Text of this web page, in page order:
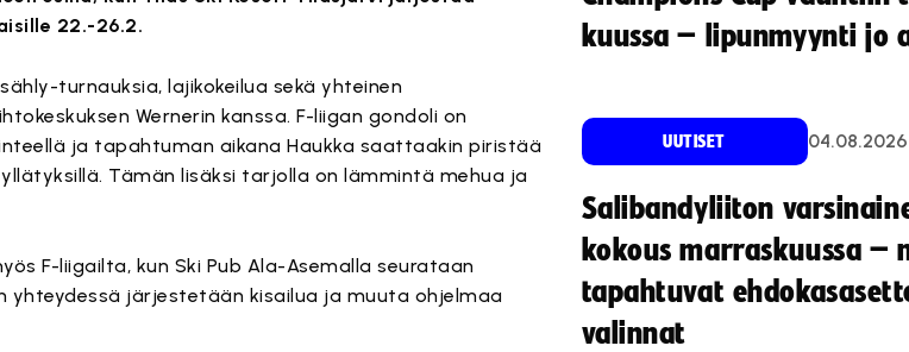
22.-26.2.
turnauksia, lajikokeilua sekä yhteinen
Wernerin kanssa. F-liigan gondoli on
ja tapahtuman aikana Haukka saattaakin piristää
Tämän lisäksi tarjolla on lämmintä mehua ja
F-liigailta, kun Ski Pub Ala-Asemalla seurataan
yhteydessä järjestetään kisailua ja muuta ohjelmaa
kuussa – lipunmyynti jo
UUTISET 04.08.2026
Salibandyliiton
kokous marraskuussa –
tapahtuvat
valinnat